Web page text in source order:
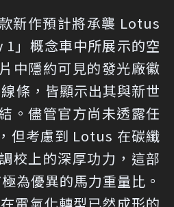
新作預計將承襲 Lotus
」概念車中所展示的空
中隱約可見的發光廠徽
條，皆顯示出其與新世
。儘管官方尚未透露任
但考慮到 Lotus 在碳纖
校上的深厚功力，這部
為優異的馬力重量比。
電氣化轉型已然成形的